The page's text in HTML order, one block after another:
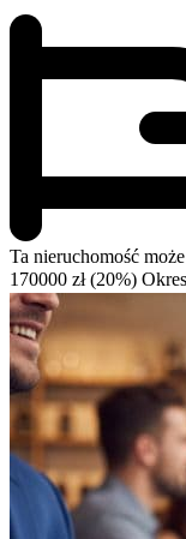
Ta nieruchomość
170000 zł (20%)